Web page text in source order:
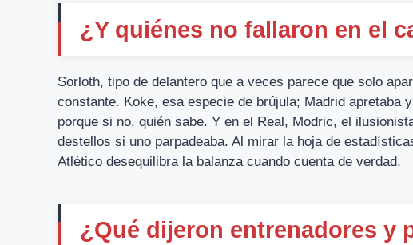
¿Y quiénes no fallaron en el
Sorloth, tipo de delantero que a veces parece que solo
constante. Koke, esa especie de brújula; Madrid apretaba
porque si no, quién sabe. Y en el Real, Modric, el
destellos si uno parpadeaba. Al mirar la hoja de
Atlético desequilibra la balanza cuando cuenta de verdad.
¿Qué dijeron entrenadores y